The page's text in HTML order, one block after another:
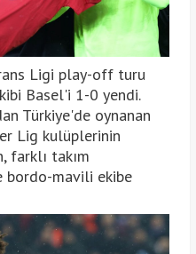
Ligi play-off turu
Basel'i 1-0 yendi.
Türkiye'de oynanan
Lig kulüplerinin
farklı takım
mavili ekibe